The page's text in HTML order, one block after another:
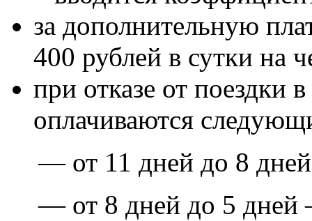
за дополнительную
400 рублей в сутки на
при отказе от поездки
оплачиваются
— от 11 дней до 8
— от 8 дней до 5 дней